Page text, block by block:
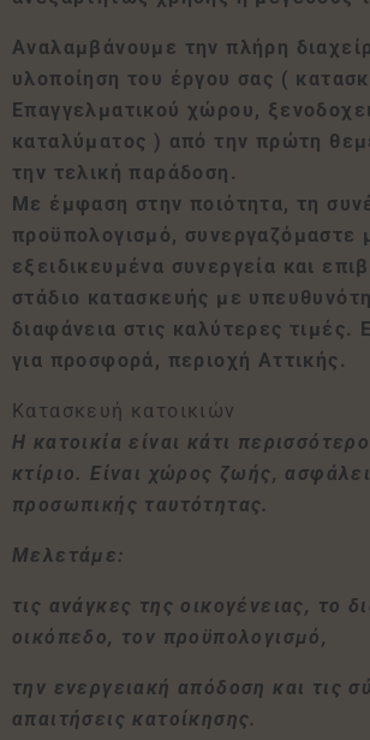
Αναλαμβάνουμε την πλήρη
υλοποίηση του έργου σας (
Επαγγελματικού χώρου,
καταλύματος ) από την πρώτη
την τελική παράδοση.
Με έμφαση στην ποιότητα, τη
προϋπολογισμό, συνεργαζόμαστε
εξειδικευμένα συνεργεία και
στάδιο κατασκευής με
διαφάνεια στις καλύτερες τιμές.
για προσφορά, περιοχή Αττικής.
Κατασκευή κατοικιών
Η κατοικία είναι κάτι
κτίριο. Είναι χώρος ζωής,
προσωπικής ταυτότητας.
Μελετάμε:
τις ανάγκες της οικογένειας, το
οικόπεδο, τον προϋπολογισμό,
την ενεργειακή απόδοση και τις
απαιτήσεις κατοίκησης.